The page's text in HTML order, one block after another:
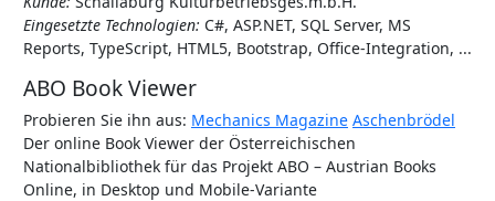
Eingesetzte Technologien: C#, ASP.NET, SQL Server, MS
Reports, TypeScript, HTML5, Bootstrap, Office-Integration, ...
ABO Book Viewer
Probieren Sie ihn aus: Mechanics Magazine Aschenbrödel
Der online Book Viewer der Österreichischen
Nationalbibliothek für das Projekt ABO – Austrian Books
Online, in Desktop und Mobile-Variante